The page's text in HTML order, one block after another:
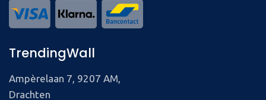
TrendingWall
Ampèrelaan 7, 9207 AM,
Drachten